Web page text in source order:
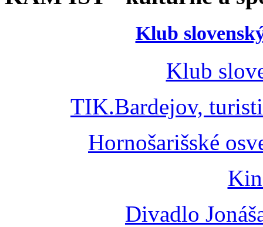
Klub
Klub
TIK.Bardejov,
Hornošarišské
Divadlo